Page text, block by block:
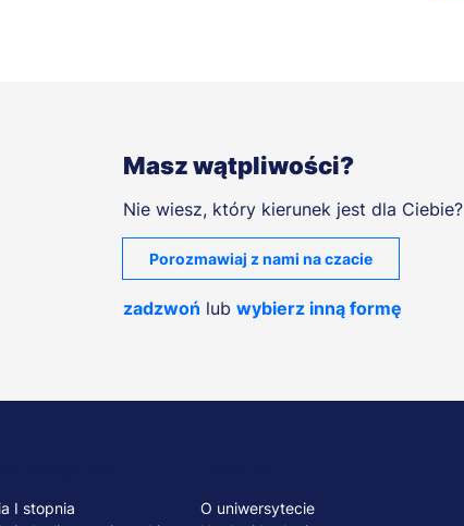
Masz wątpliwości?
Nie wiesz, który kierunek jest dla Ciebie?
Porozmawiaj z nami na czacie
zadzwoń lub wybierz inną formę
I stopnia
O uniwersytecie